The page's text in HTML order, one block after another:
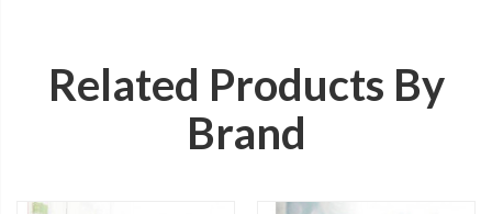
Related Products By
Brand